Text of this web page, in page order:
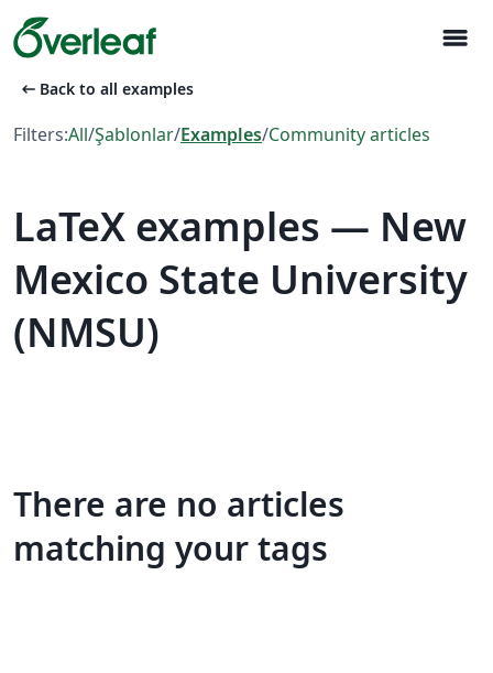
menu
arrow_left_alt Back to all examples
Filters:All/Şablonlar/Examples/Community articles
LaTeX examples — New
Mexico State University
(NMSU)
There are no articles
matching your tags